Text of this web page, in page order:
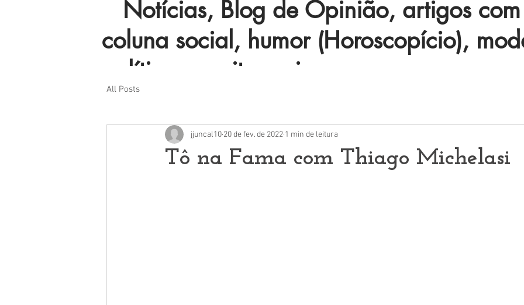
Notícias, Blog de Opinião, artigos com
coluna social, humor (Horoscopício),
política e muito mais.
All Posts
Tô na Fama com Thiago Michelasi
jjuncal10 20 de fev. de 2022 1 min de leitura